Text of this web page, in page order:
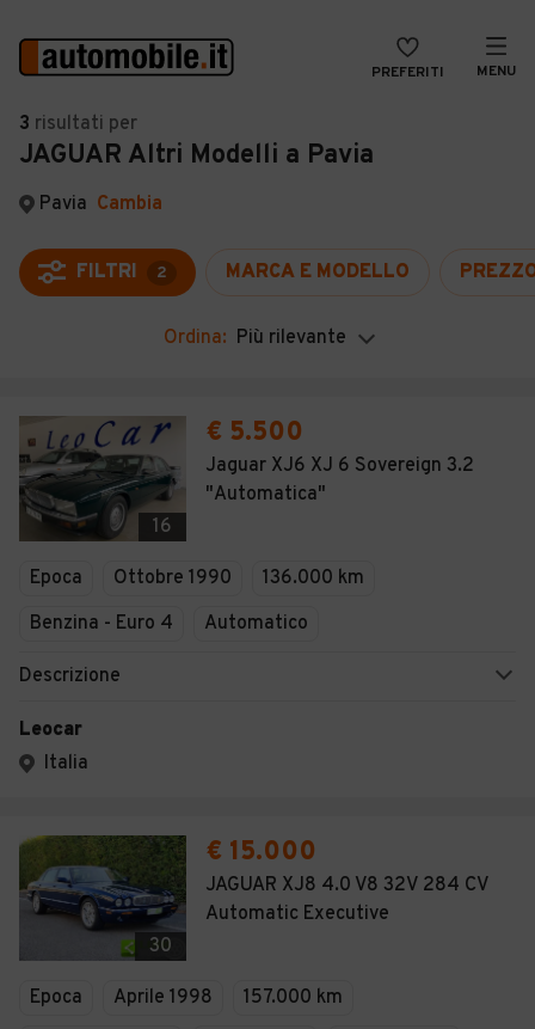
PREFERITI MENU
Auto
Auto usate
Auto Km 0
Auto Nuove
Noleggio a lungo termine
Moto
Camper
Veicoli Commerciali
VENDI
MAGAZINE
ACCEDI
3 risultati per
JAGUAR Altri Modelli a Pavia
Pavia Cambia
FILTRI 2 MARCA E MODELLO
Ordina: Più rilevante
16
€ 5.500
Jaguar XJ6 XJ 6 Sovereign 3.2
"Automatica"
Epoca Ottobre 1990
136.000 km
Benzina - Euro 4
Automatico
Descrizione
Leocar
Italia
30
€ 15.000
JAGUAR XJ8 4.0 V8 32V 284 CV
Automatic Executive
Epoca Aprile 1998
157.000 km